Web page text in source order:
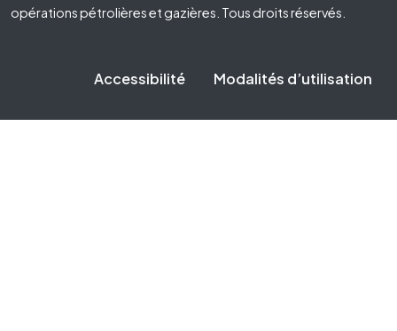
opérations pétrolières et gazières. Tous droits réservés.
Accessibilité Modalités d’utilisation